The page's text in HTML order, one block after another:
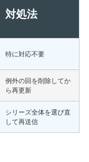
対処法
特に対応不要
例外の回を削除してか
ら再更新
シリーズ全体を選び直
して再送信